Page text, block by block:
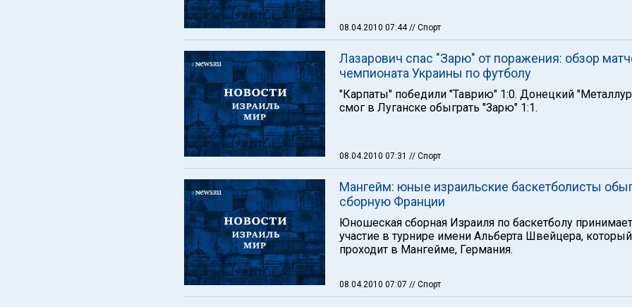
08.04.2010 07:44// Спорт
Лазарович спас "Зарю" от поражения: обзор
чемпионата Украины по футболу
"Карпаты" победили "Таврию" 1:0. Донецкий
смог в Луганске обыграть "Зарю" 1:1.
08.04.2010 07:31 // Спорт
Мангейм: юные израильские баскетболисты
сборную Франции
Юношеская сборная Израиля по баскетболу принимает
участие в турнире имени Альберта Швейцера, который
проходит в Мангейме, Германия.
08.04.2010 07:07 // Спорт